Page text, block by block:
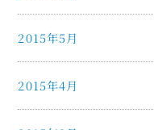
2015年5月
2015年4月